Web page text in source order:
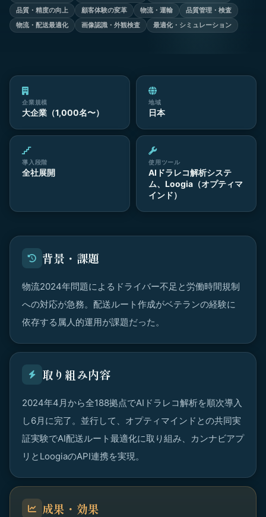
品質・精度の向上
顧客体験の変革 物流・運輸
品質管理・検査
物流・配送最適化
画像認識・外観検査 最適化・シミュレーション
企業規模
大企業（1,000名〜）
地域
日本
導入段階
全社展開
使用ツール
AIドラレコ解析システ
ム、Loogia（オプティマ
インド）
背景・課題
物流2024年問題によるドライバー不足と労働時間規制
への対応が急務。配送ルート作成がベテランの経験に
依存する属人的運用が課題だった。
取り組み内容
2024年4月から全188拠点でAIドラレコ解析を順次導入
し6月に完了。並行して、オプティマインドとの共同実
証実験でAI配送ルート最適化に取り組み、カンナビアプ
リとLoogiaのAPI連携を実現。
成果・効果